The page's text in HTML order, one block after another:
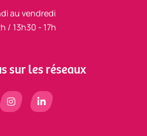
au vendredi
/ 13h30 - 17h
sur les réseaux